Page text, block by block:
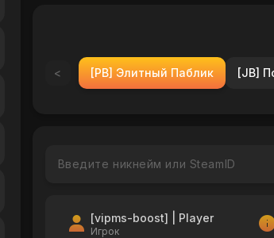
< [PB] Элитный Паблик [JB]
[vipms-boost] | Player
Игрок